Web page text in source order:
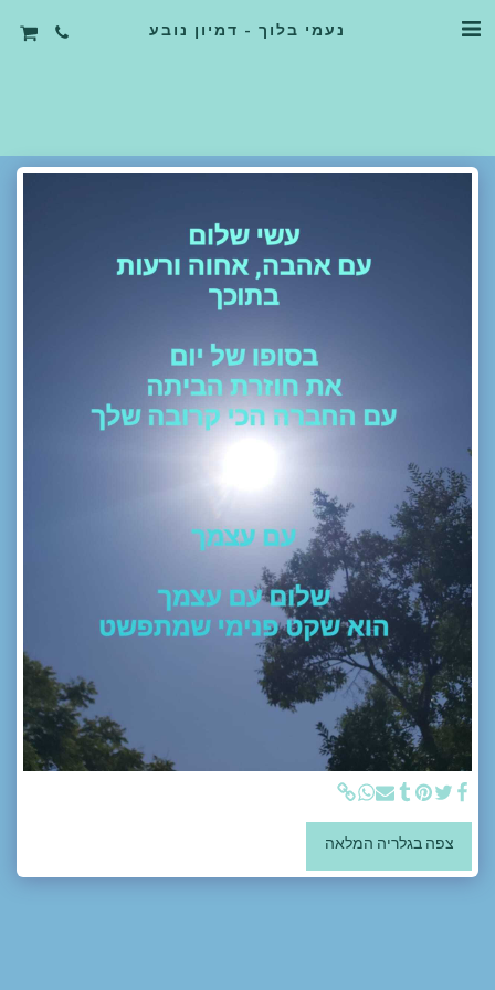
נעמי בלוך - דמיון נובע
צפה בגלריה המלאה